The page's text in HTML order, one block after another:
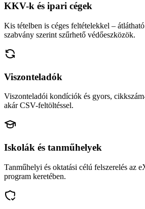
KKV-k és ipari cégek
Kis tételben is céges feltételekkel –
szabvány szerint szűrhető védőeszközök.
Viszonteladók
Viszonteladói kondíciók és gyors,
akár CSV-feltöltéssel.
Iskolák és tanműhelyek
Tanműhelyi és oktatási célú felszerelés az
program keretében.